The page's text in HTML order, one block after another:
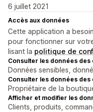
6 juillet 2021
Accès aux données
Cette application a
pour fonctionner sur
lisant la politique de
Consulter les données des
Données sensibles,
Consulter les données
Propriétaire de la
Afficher et modifier les
Clients, produits,